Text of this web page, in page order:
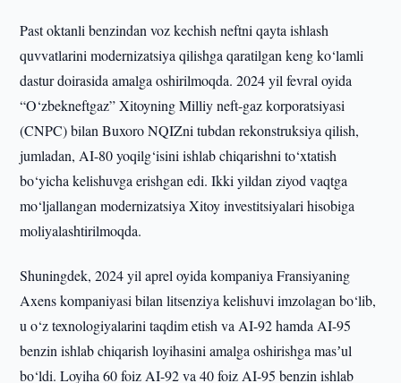
Past oktanli benzindan voz kechish neftni qayta ishlash
quvvatlarini modernizatsiya qilishga qaratilgan keng ko‘lamli
dastur doirasida amalga oshirilmoqda. 2024 yil fevral oyida
“O‘zbekneftgaz” Xitoyning Milliy neft-gaz korporatsiyasi
(CNPC) bilan Buxoro NQIZni tubdan rekonstruksiya qilish,
jumladan, AI-80 yoqilg‘isini ishlab chiqarishni to‘xtatish
bo‘yicha kelishuvga erishgan edi. Ikki yildan ziyod vaqtga
mo‘ljallangan modernizatsiya Xitoy investitsiyalari hisobiga
moliyalashtirilmoqda.
Shuningdek, 2024 yil aprel oyida kompaniya Fransiyaning
Axens kompaniyasi bilan litsenziya kelishuvi imzolagan bo‘lib,
u o‘z texnologiyalarini taqdim etish va AI-92 hamda AI-95
benzin ishlab chiqarish loyihasini amalga oshirishga masʼul
bo‘ldi. Loyiha 60 foiz AI-92 va 40 foiz AI-95 benzin ishlab